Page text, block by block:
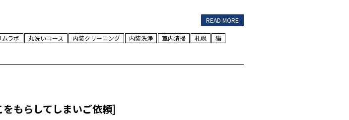
READ MORE
ムラボ 丸洗いコース 内装クリーニング 内装洗浄 室内清掃 札幌
猫
もらしてしまいご依頼]